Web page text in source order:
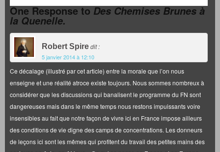
One Response toDes Chemises Brunes à
la Quenelle.
Robert Spiredit :
5 janvier 2014 à 12:10
Ce décalage (illustré par cet article) entre la morale que l’on nous
enseigne et une réalité atroce existe toujours. Nous sommes nombreux à
considérer que les discussions qui banalisent le programme du FN sont
dangereuses mais dans le même temps nous restons impuissants voire
insensibles au fait que notre façon de vivre ici en France impose ailleurs
des conditions de vie digne des camps de concentrations. Les donneurs
de leçons ici sont les mêmes qui profitent du travail des petites mains des